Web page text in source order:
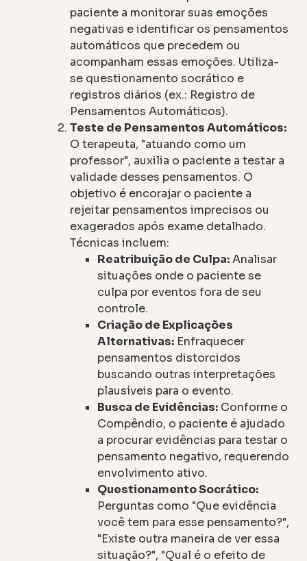
paciente a monitorar suas emoções
negativas e identificar os pensamentos
automáticos que precedem ou
acompanham essas emoções. Utiliza-
se questionamento socrático e
registros diários (ex.: Registro de
Pensamentos Automáticos).
Teste de Pensamentos Automáticos:
O terapeuta, "atuando como um
professor", auxilia o paciente a testar a
validade desses pensamentos. O
objetivo é encorajar o paciente a
rejeitar pensamentos imprecisos ou
exagerados após exame detalhado.
Técnicas incluem:
Reatribuição de Culpa:Analisar
situações onde o paciente se
culpa por eventos fora de seu
controle.
Criação de Explicações
Alternativas: Enfraquecer
pensamentos distorcidos
buscando outras interpretações
plausíveis para o evento.
Busca de Evidências: Conforme o
Compêndio, o paciente é ajudado
a procurar evidências para testar o
pensamento negativo, requerendo
envolvimento ativo.
Questionamento Socrático:
Perguntas como "Que evidência
você tem para esse pensamento?",
"Existe outra maneira de ver essa
situação?", "Qual é o efeito de